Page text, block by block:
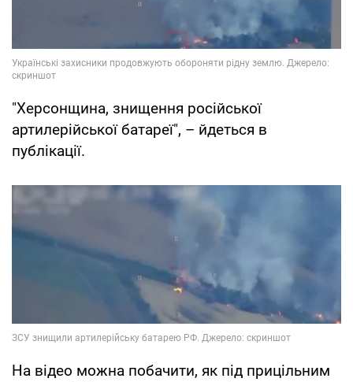
"Херсонщина, знищення російської
артилерійської батареї", – йдеться в
публікації.
На відео можна побачити, як під прицільним